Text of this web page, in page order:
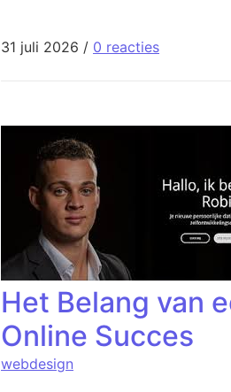
31 juli 2026 / 0 reacties
Het Belang van
Online Succes
webdesign